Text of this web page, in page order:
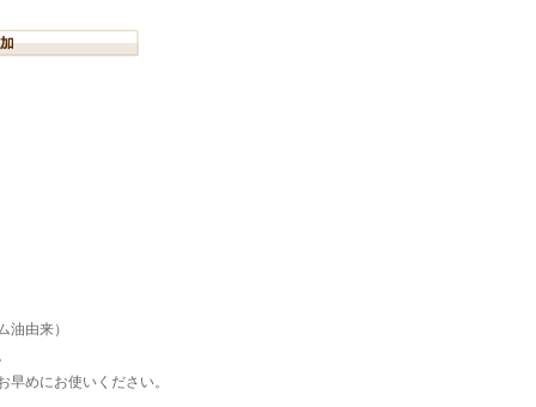
由来）
めにお使いください。